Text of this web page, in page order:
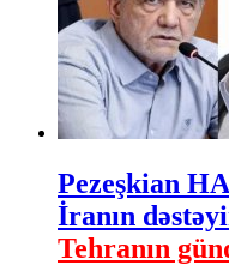
Pezeşkian
İranın
Tehranın